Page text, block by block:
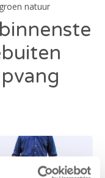
natuur